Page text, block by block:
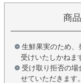
商
生鮮果実のため、
受けいたしかねま
受け取り拒否の場
せていただきます。